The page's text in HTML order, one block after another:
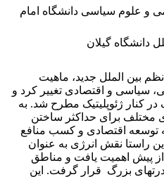
و علوم سیاسی دانشگاه امام
دانشگاه گیلان
بین الملل جدید، ماهیت
سیاسی و اقتصادی تغییر کرد و
در کنار ژئوپلیتیک مطرح شد. به
مختلف برای حداکثر ساختن
توسعه اقتصادی و کسب منافع
راستا نقش انرژی به عنوان
پیش اهمیت یافت و مناطق
بزرگ قرار گرفت. این